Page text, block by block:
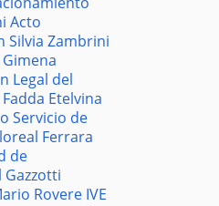
Acto
Silvia Zambrini
Gimena
Legal del
Etelvina
Servicio de
Ferrara
de
Gazzotti
Rovere IVE